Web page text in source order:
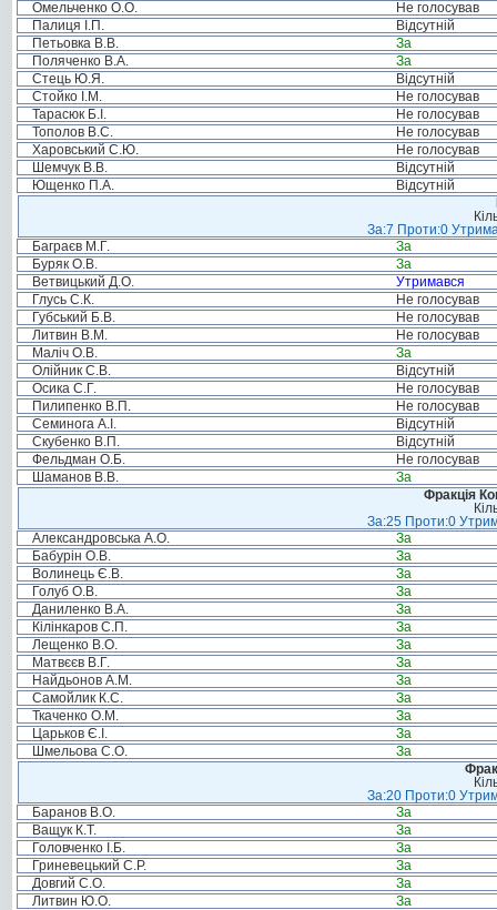
Омельченко О.О.
Не голосував
Палиця І.П.
Відсутній
Петьовка В.В.
За
Поляченко В.А.
За
Стець Ю.Я.
Відсутній
Стойко І.М.
Не голосував
Тарасюк Б.І.
Не голосував
Тополов В.С.
Не голосував
Харовський С.Ю.
Не голосував
Шемчук В.В.
Відсутній
Ющенко П.А.
Відсутній
За:7 Проти:0
Баграєв М.Г.
За
Буряк О.В.
За
Ветвицький Д.О.
Утримався
Глусь С.К.
Не голосував
Губський Б.В.
Не голосував
Литвин В.М.
Не голосував
Маліч О.В.
За
Олійник С.В.
Відсутній
Осика С.Г.
Не голосував
Пилипенко В.П.
Не голосував
Семинога А.І.
Відсутній
Скубенко В.П.
Відсутній
Фельдман О.Б.
Не голосував
Шаманов В.В.
За
Фракція
За:25 Проти:0
Александровська А.О.
За
Бабурін О.В.
За
Волинець Є.В.
За
Голуб О.В.
За
Даниленко В.А.
За
Кілінкаров С.П.
За
Лещенко В.О.
За
Матвєєв В.Г.
За
Найдьонов А.М.
За
Самойлик К.С.
За
Ткаченко О.М.
За
Царьков Є.І.
За
Шмельова С.О.
За
За:20 Проти:0
Баранов В.О.
За
Ващук К.Т.
За
Головченко І.Б.
За
Гриневецький С.Р.
За
Довгий С.О.
За
Литвин Ю.О.
За